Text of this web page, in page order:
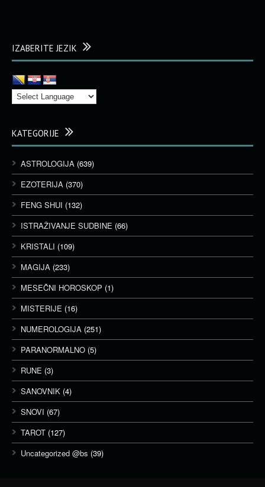
IZABERITE JEZIK
KATEGORIJE
ASTROLOGIJA (639)
EZOTERIJA (370)
FENG SHUI (132)
ISTRAŽIVANJE SUDBINE (66)
KRISTALI (109)
MAGIJA (233)
MESEČNI HOROSKOP (1)
MISTERIJE (16)
NUMEROLOGIJA (251)
PARANORMALNO (5)
RUNE (3)
SANOVNIK (4)
SNOVI (67)
TAROT (127)
Uncategorized @bs (39)